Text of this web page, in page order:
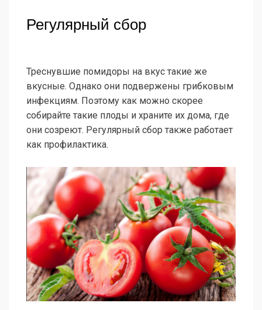
Регулярный сбор
Треснувшие помидоры на вкус такие же
вкусные. Однако они подвержены грибковым
инфекциям. Поэтому как можно скорее
собирайте такие плоды и храните их дома, где
они созреют. Регулярный сбор также работает
как профилактика.